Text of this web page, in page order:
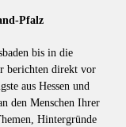
Pfalz
bis in die
berichten direkt vor
aus Hessen und
den Menschen Ihrer
Hintergründe